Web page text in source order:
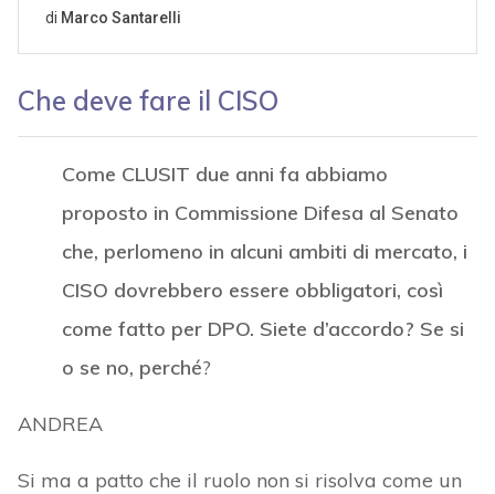
Che deve fare il CISO
Come CLUSIT due anni fa abbiamo
proposto in Commissione Difesa al Senato
che, perlomeno in alcuni ambiti di mercato, i
CISO dovrebbero essere obbligatori, così
come fatto per DPO. Siete d’accordo? Se si
o se no, perché?
ANDREA
Si ma a patto che il ruolo non si risolva come un